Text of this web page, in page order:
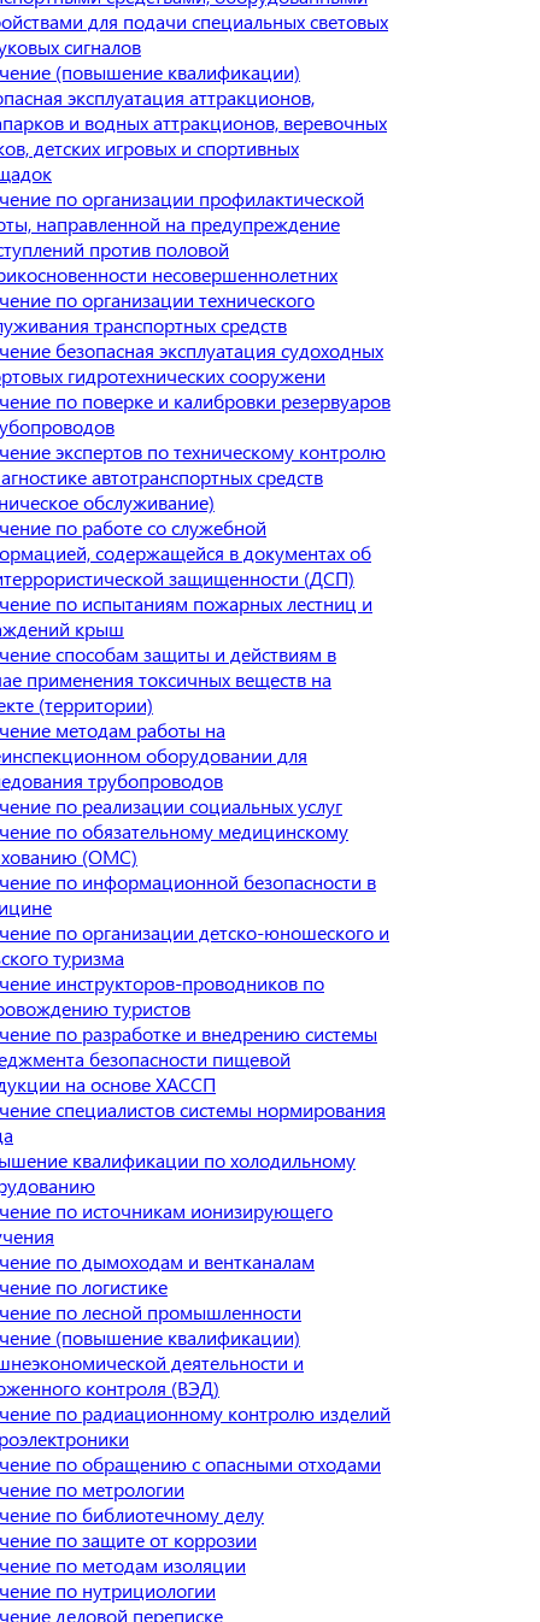
для подачи специальных световых
сигналов
(повышение квалификации)
эксплуатация аттракционов,
и водных аттракционов, веревочных
детских игровых и спортивных
по организации профилактической
направленной на предупреждение
против половой
несовершеннолетних
по организации технического
транспортных средств
безопасная эксплуатация судоходных
гидротехнических сооружени
по поверке и калибровки резервуаров
экспертов по техническому контролю
автотранспортных средств
обслуживание)
по работе со служебной
содержащейся в документах об
защищенности (ДСП)
по испытаниям пожарных лестниц и
крыш
способам защиты и действиям в
применения токсичных веществ на
(территории)
методам работы на
оборудовании для
трубопроводов
по реализации социальных услуг
по обязательному медицинскому
(ОМС)
по информационной безопасности в
по организации детско-юношеского и
туризма
инструкторов-проводников по
туристов
по разработке и внедрению системы
безопасности пищевой
на основе ХАССП
специалистов системы нормирования
квалификации по холодильному
по источникам ионизирующего
по дымоходам и вентканалам
по логистике
по лесной промышленности
(повышение квалификации)
деятельности и
контроля (ВЭД)
по радиационному контролю изделий
по обращению с опасными отходами
по метрологии
по библиотечному делу
по защите от коррозии
по методам изоляции
по нутрициологии
деловой переписке